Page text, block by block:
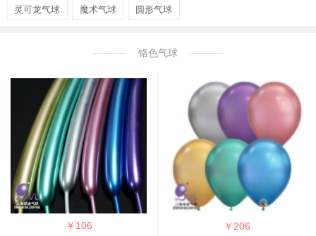
灵可龙气球 魔术气球 圆形气球
铬色气球
￥ 106 ￥ 206